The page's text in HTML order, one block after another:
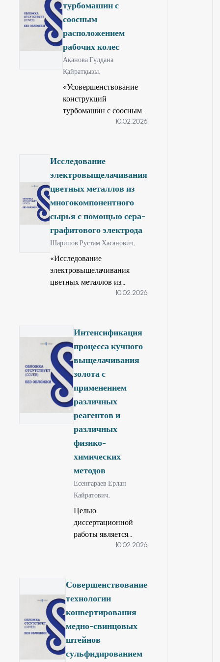
(mainstream),
развитием.
изделия,
способствуют
созданию
эффективной,
конкурентно
способной техники,
требующие больших
капиталовложений.
Технология
материалов известна
и в основном нашла
применение в
производстве
материалов, но
последние
исследования
показали
возможность их
использования в
качестве материала
оборудования.
турбомашин с
соосным
расположением
рабочих колес
Ақанова Гүлдана
Қайратқызы,
«Усовершенствование
конструкций
турбомашин с соосным
расположением рабочих
программе 8D07110 –
машин и оборудовании.
10.02.2026
Исследование
электровыщелачивания
цветных металлов из
многокомпонентного
сырья с помощью сера-
графитового электрода
Шарипов Рустам Хасанович,
«Исследование
электровыщелачивания
цветных металлов из
многокомпонентного сырья
специальности 6D070900 –
Металлургия.
10.02.2026
Интенсификация
процесса кучного
выщелачивания
золота с
применением
различных
реагентов и
различных
физико-
химических
методов
Есенгараев Ерлан
Кайратович,
Целью
диссертационной
работы является
научное обоснование
выщелачивания
пероксида водорода
и ацетата натрия для
повышения скорости
растворения и
10.02.2026
Совершенствование
технологии
конвертирования
медно-свинцовых
штейнов
сульфидированием